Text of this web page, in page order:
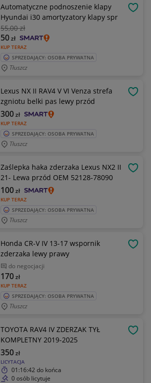
Automatyczne podnoszenie klapy
Hyundai i30 amortyzatory klapy spr
55,00 zł
KUP TERAZ
50zł
SPRZEDAJĄCY: OSOBA PRYWATNA
Tłuszcz
Lexus NX II RAV4 V VI Venza strefa
zgniotu belki pas lewy przód
KUP TERAZ
300zł
SPRZEDAJĄCY: OSOBA PRYWATNA
Tłuszcz
Zaślepka haka zderzaka Lexus NX2 II
21- Lewa przód OEM 52128-78090
KUP TERAZ
100zł
SPRZEDAJĄCY: OSOBA PRYWATNA
Tłuszcz
Honda CR-V IV 13-17 wspornik
zderzaka lewy prawy
do negocjacji
KUP TERAZ
170zł
SPRZEDAJĄCY: OSOBA PRYWATNA
Tłuszcz
TOYOTA RAV4 IV ZDERZAK TYŁ
KOMPLETNY 2019-2025
LICYTACJA
350zł
01:16:42 do końca
0 osób licytuje